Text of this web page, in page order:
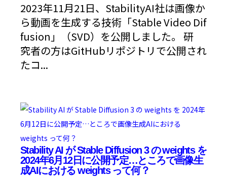
2023年11月21日、StabilityAI社は画像か
ら動画を生成する技術「Stable Video Dif
fusion」（SVD）を公開しました。 研
究者の方はGitHubリポジトリで公開され
たコ...
Stability AI が Stable Diffusion 3 の weights を
2024年6月12日に公開予定…ところで画像生
成AIにおける weights って何？